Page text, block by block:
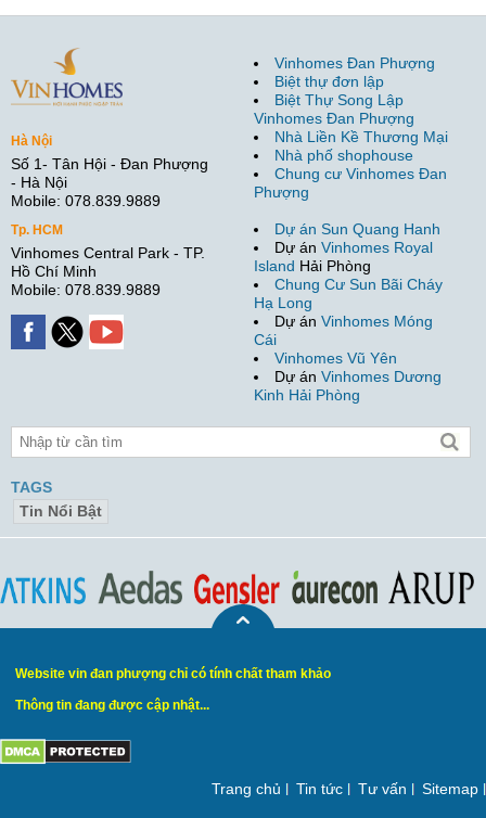
Hà Nội
Số 1- Tân Hội - Đan Phượng
- Hà Nội
Mobile: 078.839.9889
Tp. HCM
Vinhomes Central Park - TP.
Hồ Chí Minh
Mobile: 078.839.9889
Vinhomes Đan Phượng
Biệt thự đơn lập
Biệt Thự Song Lập
Vinhomes Đan Phượng
Nhà Liền Kề Thương Mại
Nhà phố shophouse
Chung cư Vinhomes Đan
Phượng
Dự án Sun Quang Hanh
Dự án Vinhomes Royal
Island Hải Phòng
Chung Cư Sun Bãi Cháy
Hạ Long
Dự án Vinhomes Móng
Cái
Vinhomes Vũ Yên
Dự án Vinhomes Dương
Kinh Hải Phòng
TAGS
Tin Nổi Bật
Website vin đan phượng chỉ có tính chất tham khảo
Thông tin đang được cập nhật...
Trang chủ Tin tức Tư vấn Sitemap